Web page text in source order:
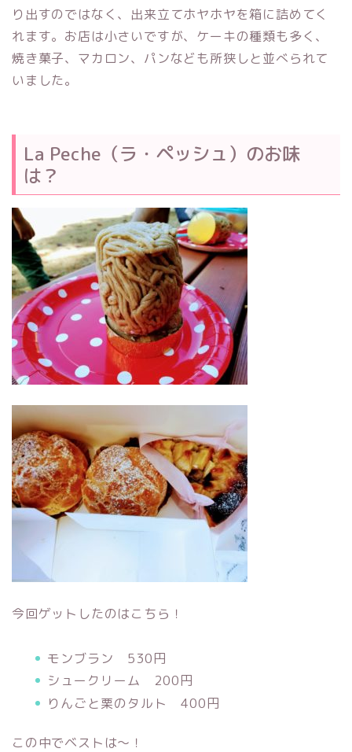
り出すのではなく、出来立てホヤホヤを箱に詰めてく
れます。お店は小さいですが、ケーキの種類も多く、
焼き菓子、マカロン、パンなども所狭しと並べられて
いました。
La Peche（ラ・ペッシュ）のお味
は？
今回ゲットしたのはこちら！
モンブラン 530円
シュークリーム 200円
りんごと栗のタルト 400円
この中でベストは〜！